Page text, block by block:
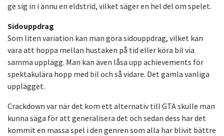
ge sig in i ännu en eldstrid, vilket säger en hel del om spelet.
Sidouppdrag
Som liten variation kan man göra sidouppdrag, vilket kan
vara att hoppa mellan hustaken på tid eller köra bil via
samma upplägg. Man kan även låsa upp achievements för
spektakulära hopp med bil och så vidare. Det gamla vanliga
upplägget.
Crackdown var när det kom ett alternativ till GTA skulle man
kunna säga för att generalisera det och sedan dess har det
kommit en massa spel i den genren som alla har blivit bättre